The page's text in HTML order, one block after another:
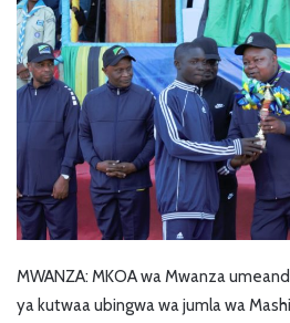
MWANZA: MKOA wa Mwanza
ya kutwaa ubingwa wa jumla wa